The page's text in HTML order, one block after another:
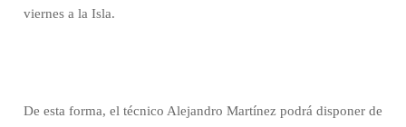
viernes a la Isla.
De esta forma, el técnico Alejandro Martínez podrá disponer de